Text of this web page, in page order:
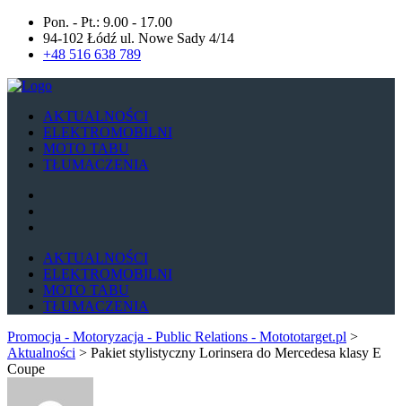
Pon. - Pt.: 9.00 - 17.00
94-102 Łódź ul. Nowe Sady 4/14
+48 516 638 789
AKTUALNOŚCI
ELEKTROMOBILNI
MOTO TABU
TŁUMACZENIA
AKTUALNOŚCI
ELEKTROMOBILNI
MOTO TABU
TŁUMACZENIA
Promocja - Motoryzacja - Public Relations - Motototarget.pl >
Aktualności > Pakiet stylistyczny Lorinsera do Mercedesa klasy E
Coupe